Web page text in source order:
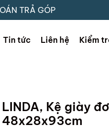
TRẢ GÓP
Tin tức Liên hệ Kiểm
LINDA, Kệ giày
48x28x93cm